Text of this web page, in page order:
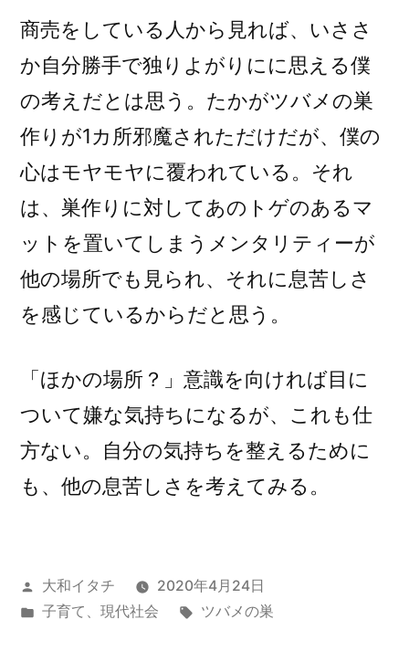
商売をしている人から見れば、いささ
か自分勝手で独りよがりにに思える僕
の考えだとは思う。たかがツバメの巣
作りが1カ所邪魔されただけだが、僕の
心はモヤモヤに覆われている。それ
は、巣作りに対してあのトゲのあるマ
ットを置いてしまうメンタリティーが
他の場所でも見られ、それに息苦しさ
を感じているからだと思う。
「ほかの場所？」意識を向ければ目に
ついて嫌な気持ちになるが、これも仕
方ない。自分の気持ちを整えるために
も、他の息苦しさを考えてみる。
投
稿
大和イタチ
2020年4月24日
カ
子育て 、 現代社会
タ
ツバメの巣